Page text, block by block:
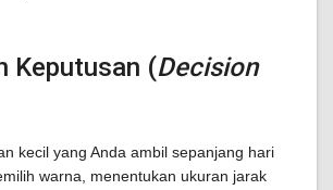
Keputusan (Decision
kecil yang Anda ambil sepanjang hari
warna, menentukan ukuran jarak